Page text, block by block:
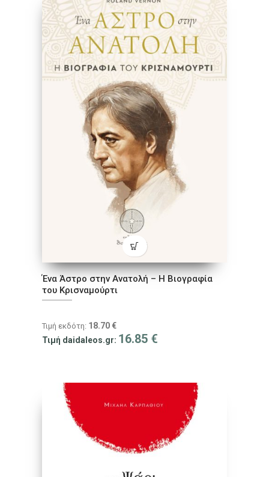
Ένα Άστρο στην Ανατολή – Η Βιογραφία
του Κρισναμούρτι
Τιμή εκδότη: 18.70 €
Τιμή daidaleos.gr: 16.85 €